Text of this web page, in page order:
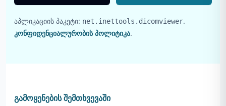
აპლიკაციის პაკეტი: net.inettools.dicomviewer.
კონფიდენციალურობის პოლიტიკა.
გამოყენების შემთხვევაში